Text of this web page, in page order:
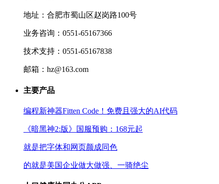
地址：合肥市蜀山区赵岗路100号
业务咨询：0551-65167366
技术支持：0551-65167838
邮箱：hz@163.com
主要产品
编程新神器Fitten Code！免费且强大的AI代码
《暗黑神2:版》国服预购：168元起
就是把字体和网页颜成同色
的就是美国企业做大做强、一骑绝尘